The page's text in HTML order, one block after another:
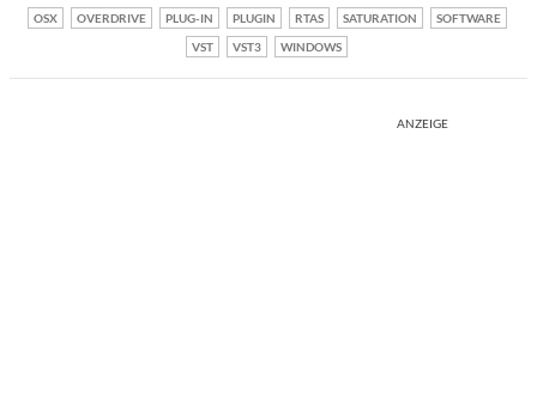
OSX
OVERDRIVE PLUG-IN PLUGIN RTAS SATURATION
SOFTWARE
VST
VST3 WINDOWS
ANZEIGE